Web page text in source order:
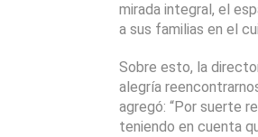
mirada integral, el
a sus familias en el
Sobre esto, la
alegría
agregó: “Por suerte
teniendo en cuenta